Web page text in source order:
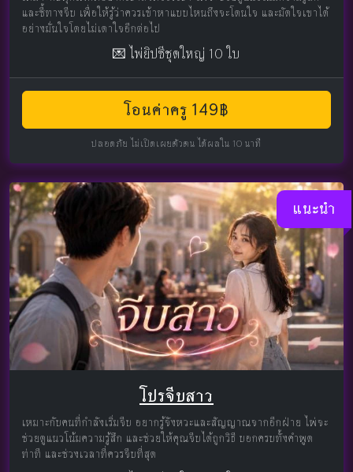
และชี้ทางจีบ เพื่อให้รู้ว่าควรเข้าหาแบบไหนถึงจะโดนใจ และมัดใจเขาได้
อย่างมั่นใจโดยไม่เดาใจอีกต่อไป
💌 ไพ่ยิปซีชุดใหญ่ 10 ใบ
โอนค่าครู 149฿
ปลอดภัย ไม่เปิดเผยตัวตน ได้ผลใน 10 นาที
แนะนำ
โปรจีบสาว
เหมาะกับคนที่กำลังเริ่มจีบ อยากรู้จังหวะและสัญญาณจากอีกฝ่าย ไพ่จะ
ช่วยดูแนวโน้มความรู้สึก และช่วยให้คุณจีบได้ถูกวิธี บอกครบทั้งคำพูด
ท่าที และช่วงเวลาที่ควรจีบที่สุด